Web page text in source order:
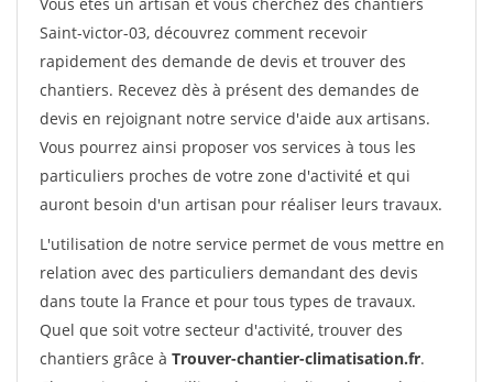
Saint-victor-03, découvrez comment recevoir
rapidement des demande de devis et trouver des
chantiers. Recevez dès à présent des demandes de
devis en rejoignant notre service d'aide aux artisans.
Vous pourrez ainsi proposer vos services à tous les
particuliers proches de votre zone d'activité et qui
auront besoin d'un artisan pour réaliser leurs travaux.
L'utilisation de notre service permet de vous mettre en
relation avec des particuliers demandant des devis
dans toute la France et pour tous types de travaux.
Quel que soit votre secteur d'activité, trouver des
chantiers grâce à Trouver-chantier-climatisation.fr.